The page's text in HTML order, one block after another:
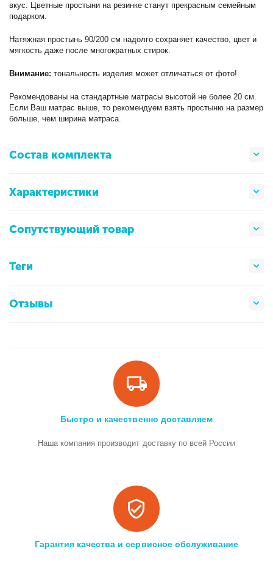
вкус. Цветные простыни на резинке станут прекрасным семейным
подарком.
Натяжная простынь 90/200 см надолго сохраняет качество, цвет и
мягкость даже после многократных стирок.
Внимание: тональность изделия может отличаться от фото!
Рекомендованы на стандартные матрасы высотой не более 20 см.
Если Ваш матрас выше, то рекомендуем взять простыню на размер
больше, чем ширина матраса.
Состав комплекта
Характеристики
Сопутствующий товар
Теги
Отзывы
Быстро и качественно доставляем
Наша компания производит доставку по всей России
Гарантия качества и сервисное обслуживание